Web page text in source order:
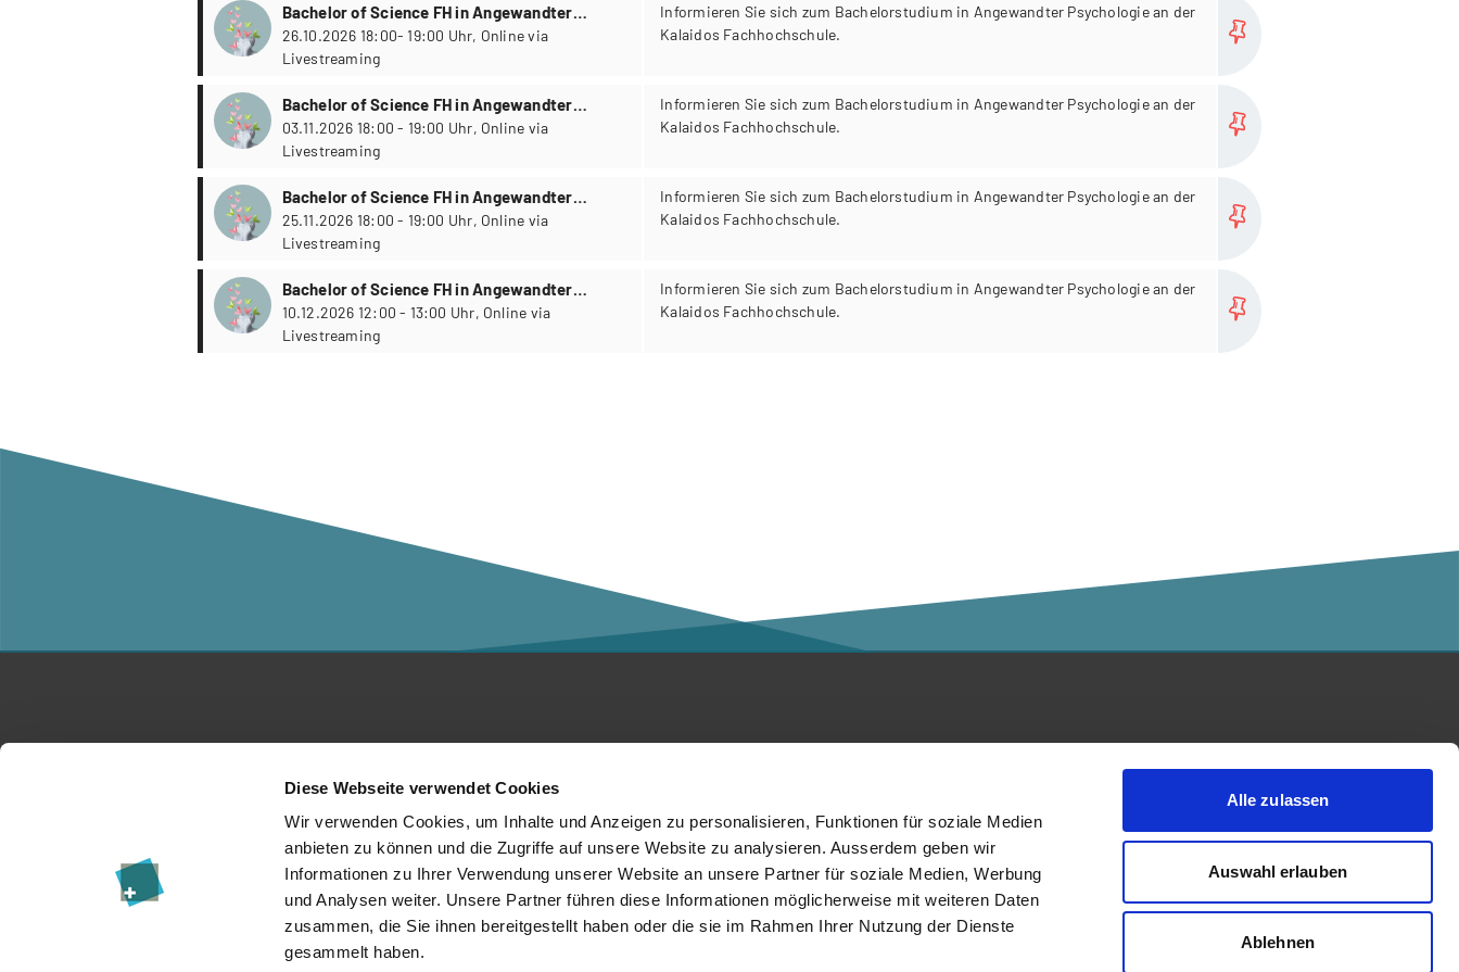
Diese Webseite verwendet Cookies
Wir verwenden Cookies, um Inhalte und Anzeigen zu personalisieren, Funktionen für soziale Medien
anbieten zu können und die Zugriffe auf unsere Website zu analysieren. Ausserdem geben wir
Informationen zu Ihrer Verwendung unserer Website an unsere Partner für soziale Medien, Werbung
und Analysen weiter. Unsere Partner führen diese Informationen möglicherweise mit weiteren Daten
zusammen, die Sie ihnen bereitgestellt haben oder die sie im Rahmen Ihrer Nutzung der Dienste
gesammelt haben.
Alle zulassen
Auswahl erlauben
Ablehnen
Bachelor of Science FH in Angewandter
Psychologie
26.10.2026 18:00- 19:00 Uhr, Online via
Livestreaming
Informieren Sie sich zum Bachelorstudium in Angewandter Psychologie an der
Kalaidos Fachhochschule.
Bachelor of Science FH in Angewandter
Psychologie
03.11.2026 18:00 - 19:00 Uhr, Online via
Livestreaming
Informieren Sie sich zum Bachelorstudium in Angewandter Psychologie an der
Kalaidos Fachhochschule.
Bachelor of Science FH in Angewandter
Psychologie
25.11.2026 18:00 - 19:00 Uhr, Online via
Livestreaming
Informieren Sie sich zum Bachelorstudium in Angewandter Psychologie an der
Kalaidos Fachhochschule.
Bachelor of Science FH in Angewandter
Psychologie
10.12.2026 12:00 - 13:00 Uhr, Online via
Livestreaming
Informieren Sie sich zum Bachelorstudium in Angewandter Psychologie an der
Kalaidos Fachhochschule.
Für Unternehmen
Veranstaltungen
News & Blog
Über die Kalaidos FH
Datenschutzerklärung
Impressum
Mitglied von:
Kalaidos Fachhochschule